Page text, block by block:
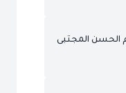
الحسن المجتبى